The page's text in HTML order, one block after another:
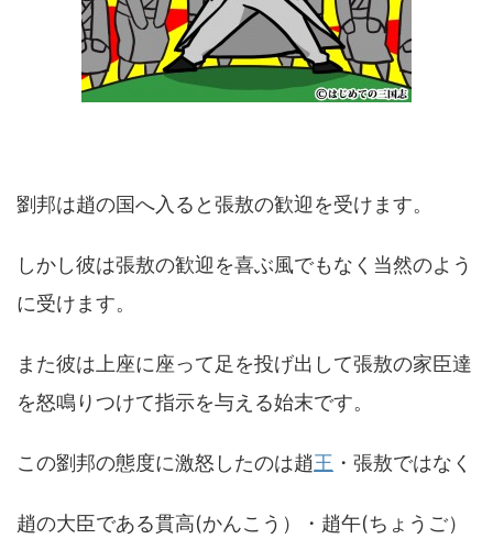
劉邦は趙の国へ入ると張敖の歓迎を受けます。
しかし彼は張敖の歓迎を喜ぶ風でもなく当然のよう
に受けます。
また彼は上座に座って足を投げ出して張敖の家臣達
を怒鳴りつけて指示を与える始末です。
この劉邦の態度に激怒したのは趙王 ・張敖ではなく
趙の大臣である貫高(かんこう）・趙午(ちょうご）